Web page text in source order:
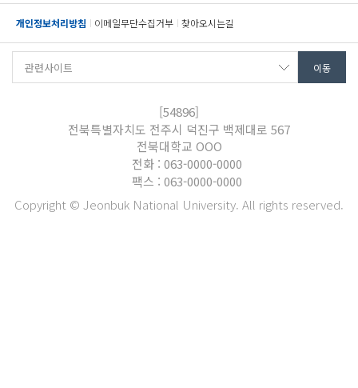
개인정보처리방침 이메일무단수집거부 찾아오시는길
[54896]
전북특별자치도 전주시 덕진구 백제대로 567
전북대학교 OOO
전화 : 063-0000-0000
팩스 : 063-0000-0000
Copyright © Jeonbuk National University. All rights reserved.